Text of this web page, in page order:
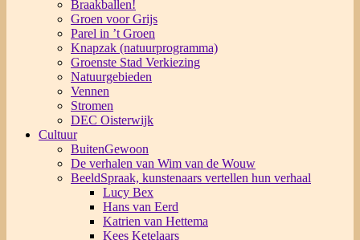
Braakballen!
Groen voor Grijs
Parel in ’t Groen
Knapzak (natuurprogramma)
Groenste Stad Verkiezing
Natuurgebieden
Vennen
Stromen
DEC Oisterwijk
Cultuur
BuitenGewoon
De verhalen van Wim van de Wouw
BeeldSpraak, kunstenaars vertellen hun verhaal
Lucy Bex
Hans van Eerd
Katrien van Hettema
Kees Ketelaars